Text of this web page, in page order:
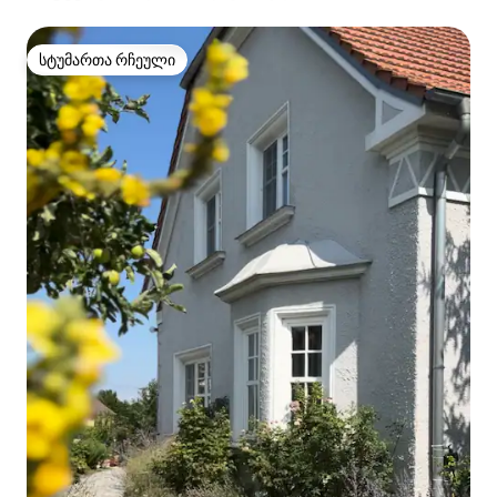
სტუმართა რჩეული
სტუმართა რჩეული